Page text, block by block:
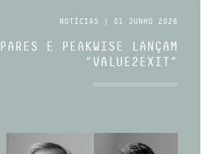
NOTÍCIAS | 01 JUNHO 2026
PARES E PEAKWISE LANÇAM
“VALUE2EXIT”